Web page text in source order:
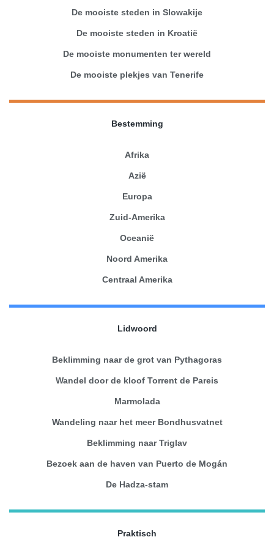
De mooiste steden in Slowakije
De mooiste steden in Kroatië
De mooiste monumenten ter wereld
De mooiste plekjes van Tenerife
Bestemming
Afrika
Azië
Europa
Zuid-Amerika
Oceanië
Noord Amerika
Centraal Amerika
Lidwoord
Beklimming naar de grot van Pythagoras
Wandel door de kloof Torrent de Pareis
Marmolada
Wandeling naar het meer Bondhusvatnet
Beklimming naar Triglav
Bezoek aan de haven van Puerto de Mogán
De Hadza-stam
Praktisch